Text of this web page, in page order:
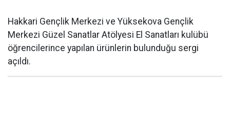
Hakkari Gençlik Merkezi ve Yüksekova Gençlik
Merkezi Güzel Sanatlar Atölyesi El Sanatları kulübü
öğrencilerince yapılan ürünlerin bulunduğu sergi
açıldı.